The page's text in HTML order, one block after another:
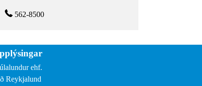
562-8500
ehf.
Reykjalund